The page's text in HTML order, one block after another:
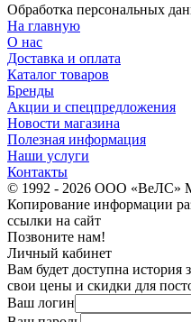
Обработка персональных
На главную
О нас
Доставка и оплата
Каталог товаров
Бренды
Акции и спецпредложения
Новости магазина
Полезная информация
Наши услуги
Контакты
© 1992 - 2026 ООО «ВеЛС»
Копирование информации
ссылки на сайт
Позвоните нам!
Личный кабинет
Вам будет доступна история
свои цены и скидки для
Ваш логин